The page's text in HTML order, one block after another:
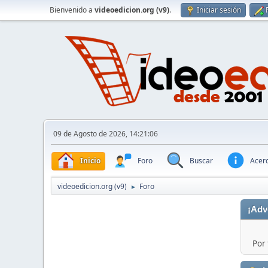
Bienvenido a videoedicion.org (v9). Iniciar sesión
09 de Agosto de 2026, 14:21:06
Inicio Foro Buscar
videoedicion.org (v9) ► Foro
Por